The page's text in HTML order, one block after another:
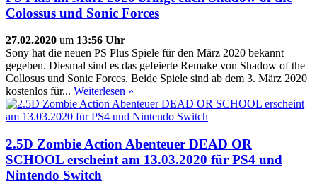
Colossus und Sonic Forces
27.02.2020 um 13:56 Uhr
Sony hat die neuen PS Plus Spiele für den März 2020 bekannt
gegeben. Diesmal sind es das gefeierte Remake von Shadow of the
Collosus und Sonic Forces. Beide Spiele sind ab dem 3. März 2020
kostenlos für... Weiterlesen »
2.5D Zombie Action Abenteuer DEAD OR
SCHOOL erscheint am 13.03.2020 für PS4 und
Nintendo Switch